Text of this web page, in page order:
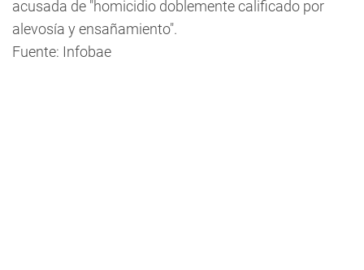
acusada de "homicidio doblemente calificado por
alevosía y ensañamiento".
Fuente: Infobae